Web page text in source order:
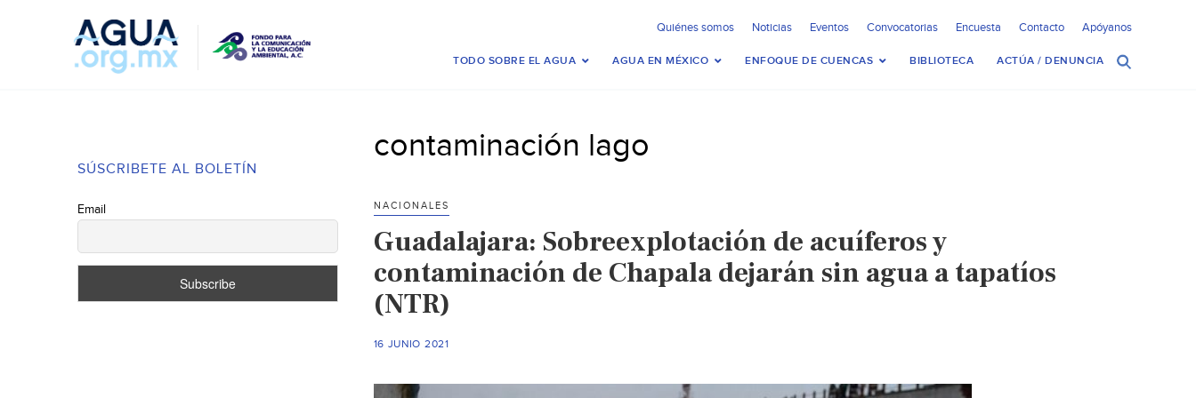
Quiénes somos Noticias Eventos Convocatorias Encuesta Contacto Apóyanos
TODO SOBRE EL AGUA AGUA EN MÉXICO ENFOQUE DE CUENCAS BIBLIOTECA ACTÚA / DENUNCIA
SÚSCRIBETE AL BOLETÍN
Email
contaminación lago
NACIONALES
Guadalajara: Sobreexplotación de acuíferos y
contaminación de Chapala dejarán sin agua a tapatíos
(NTR)
16 JUNIO 2021